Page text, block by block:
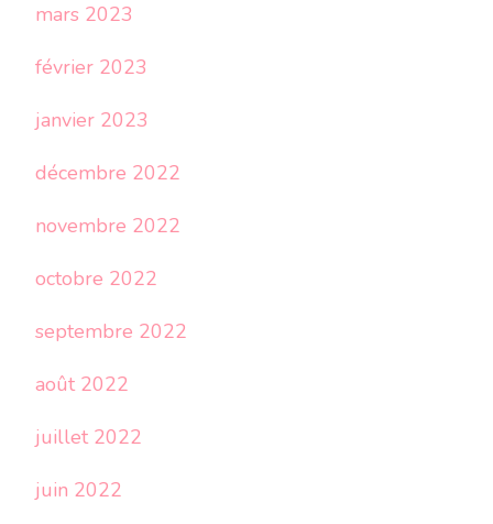
mars 2023
février 2023
janvier 2023
décembre 2022
novembre 2022
octobre 2022
septembre 2022
août 2022
juillet 2022
juin 2022